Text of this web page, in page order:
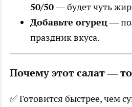
50/50— будет чуть
Добавьте огурец—
праздник вкуса.
Почему этот салат —
✅ Готовится быстрее, чем